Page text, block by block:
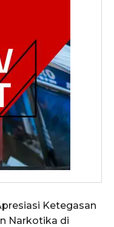
Ketegasan
Narkotika di